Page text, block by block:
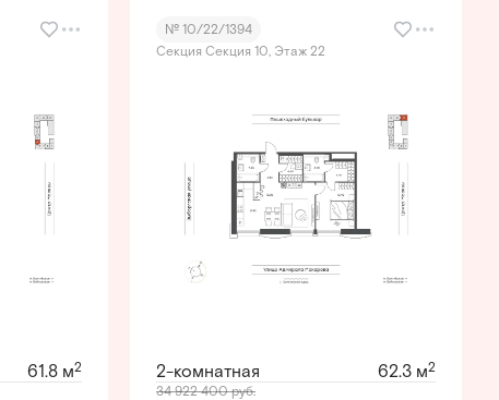
61.8 м2
№ 10/22/1394
Секция Секция 10, Этаж 22
2-комнатная 62.3 м2
34 922 400руб.